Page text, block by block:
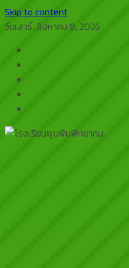
Skip to content
วันเสาร์, สิงหาคม 8, 2026